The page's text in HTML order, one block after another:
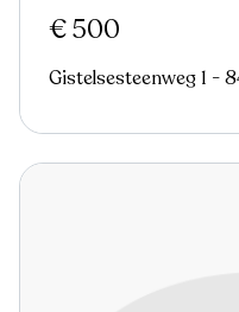
€ 500
Gistelsesteenweg 1 -